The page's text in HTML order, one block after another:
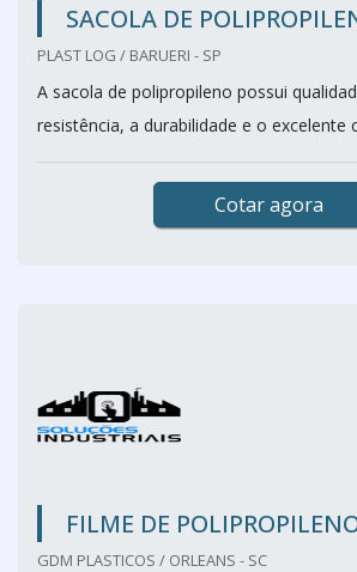
SACOLA DE
PLAST LOG / BARUERI - SP
A sacola de polipropileno possui
resistência, a durabilidade e o excelente
Cotar agora
FILME DE
GDM PLASTICOS / ORLEANS - SC